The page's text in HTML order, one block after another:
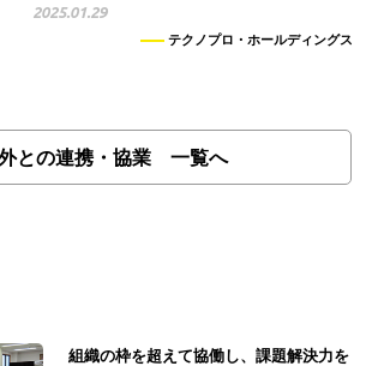
2025.01.29
テクノプロ・ホールディングス
との連携・協業 一覧へ
組織の枠を超えて協働し、課題解決力を